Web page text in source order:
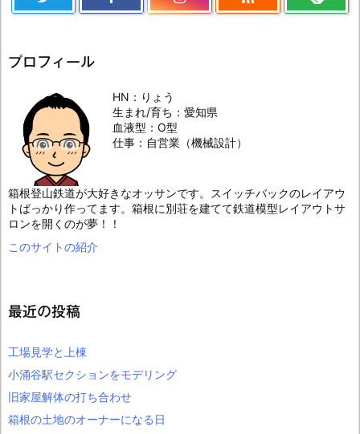
プロフィール
HN：りょう
生まれ/育ち：愛知県
血液型：O型
仕事：自営業（機械設計）
箱根登山鉄道が大好きなオッサンです。スイッチバックのレイアウ
トばっかり作ってます。箱根に別荘を建てて鉄道模型レイアウトサ
ロンを開くのが夢！！
このサイトの紹介
最近の投稿
工場見学と上棟
小涌谷駅セクションをモデリング
旧家屋解体の打ち合わせ
箱根の土地のオーナーになる日